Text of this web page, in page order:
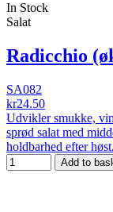
In Stock
Salat
Radicchio
SA082
kr24.50
Udvikler smukke,
sprød salat med
holdbarhed efter
Add to